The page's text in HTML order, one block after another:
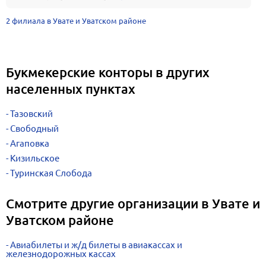
2 филиала в Увате и Уватском районе
Букмекерские конторы в других
населенных пунктах
Тазовский
Свободный
Агаповка
Кизильское
Туринская Слобода
Смотрите другие организации в Увате и
Уватском районе
Авиабилеты и ж/д билеты в авиакассах и
железнодорожных кассах